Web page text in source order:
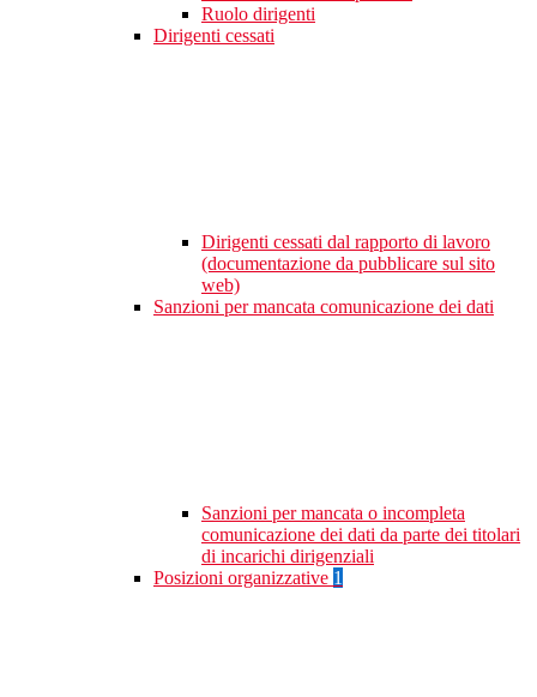
Ruolo dirigenti
Dirigenti cessati
Dirigenti cessati dal rapporto di lavoro
(documentazione da pubblicare sul sito
web)
Sanzioni per mancata comunicazione dei dati
Sanzioni per mancata o incompleta
comunicazione dei dati da parte dei titolari
di incarichi dirigenziali
Posizioni organizzative 1